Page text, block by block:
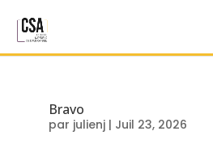
Secteur : TV privée
Bravo
par julienj| Juil 23, 2026